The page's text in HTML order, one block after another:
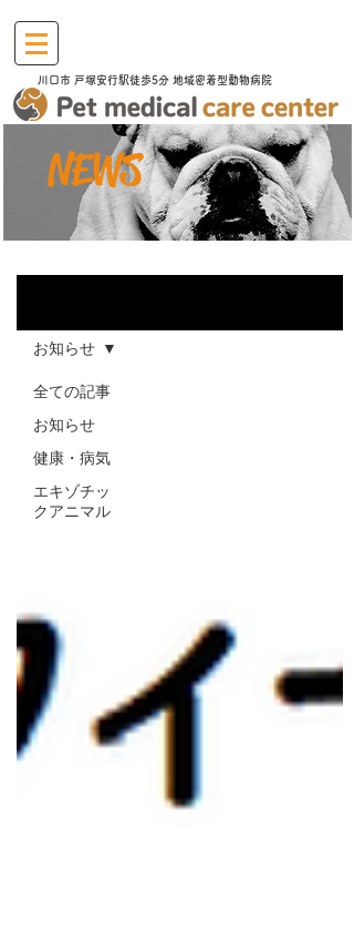
川口市​ 戸塚安行駅徒歩5分 地域密着型動物病院
​NEWS
全ての記事
お知らせ
健康・病気
エキゾチッ
クアニマル
お知らせ